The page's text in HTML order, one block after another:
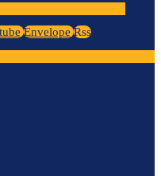
Envelope Rss